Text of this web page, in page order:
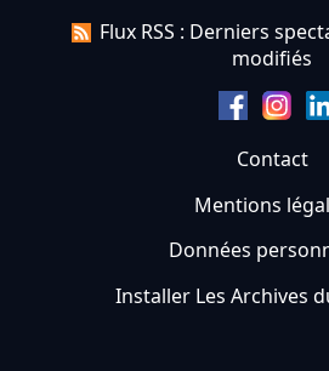
Flux RSS : Derniers
modifiés
Contact
Mentions
Données
Installer Les Archives